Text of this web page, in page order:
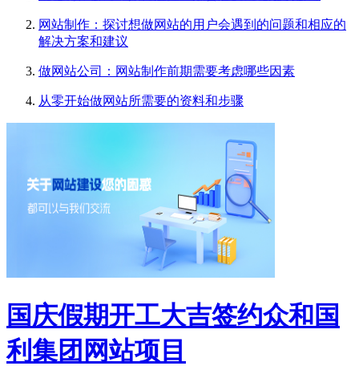
网站制作：探讨想做网站的用户会遇到的问题和相应的
解决方案和建议
做网站公司：网站制作前期需要考虑哪些因素
从零开始做网站所需要的资料和步骤
国庆假期开工大吉签约众和国
利集团网站项目